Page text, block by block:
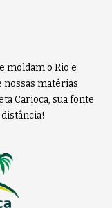
moldam o Rio e
nossas matérias
Carioca, sua fonte